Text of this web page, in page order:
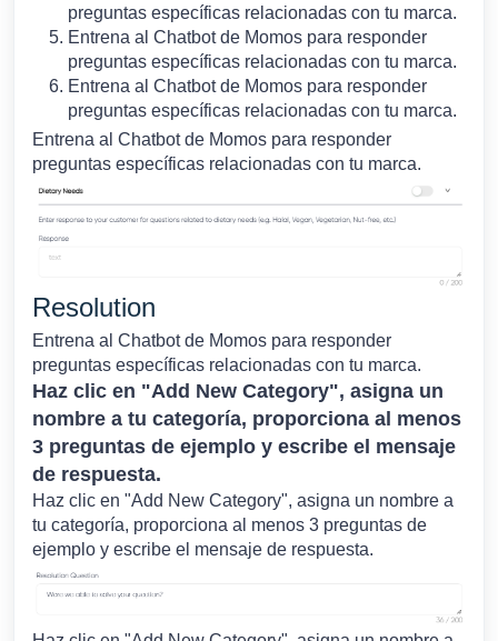
preguntas específicas relacionadas con tu marca.
Entrena al Chatbot de Momos para responder
preguntas específicas relacionadas con tu marca.
Entrena al Chatbot de Momos para responder
preguntas específicas relacionadas con tu marca.
Entrena al Chatbot de Momos para responder
preguntas específicas relacionadas con tu marca.
Resolution
Entrena al Chatbot de Momos para responder
preguntas específicas relacionadas con tu marca.
Haz clic en "Add New Category", asigna un
nombre a tu categoría, proporciona al menos
3 preguntas de ejemplo y escribe el mensaje
de respuesta.
Haz clic en "Add New Category", asigna un nombre a
tu categoría, proporciona al menos 3 preguntas de
ejemplo y escribe el mensaje de respuesta.